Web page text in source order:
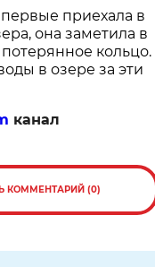
приехала в
она заметила в
кольцо.
в озере за эти
канал
КОММЕНТАРИЙ (0)